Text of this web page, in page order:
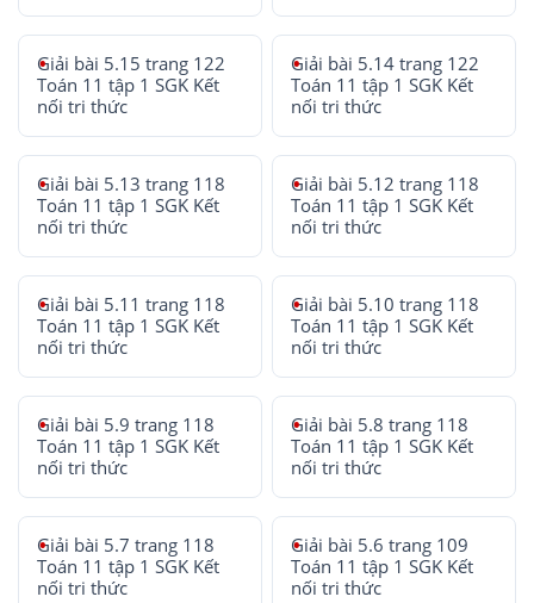
Giải bài 5.15 trang 122
Toán 11 tập 1 SGK Kết
nối tri thức
Giải bài 5.14 trang 122
Toán 11 tập 1 SGK Kết
nối tri thức
Giải bài 5.13 trang 118
Toán 11 tập 1 SGK Kết
nối tri thức
Giải bài 5.12 trang 118
Toán 11 tập 1 SGK Kết
nối tri thức
Giải bài 5.11 trang 118
Toán 11 tập 1 SGK Kết
nối tri thức
Giải bài 5.10 trang 118
Toán 11 tập 1 SGK Kết
nối tri thức
Giải bài 5.9 trang 118
Toán 11 tập 1 SGK Kết
nối tri thức
Giải bài 5.8 trang 118
Toán 11 tập 1 SGK Kết
nối tri thức
Giải bài 5.7 trang 118
Toán 11 tập 1 SGK Kết
nối tri thức
Giải bài 5.6 trang 109
Toán 11 tập 1 SGK Kết
nối tri thức